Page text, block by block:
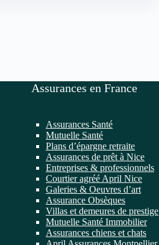
Assurances en France
Assurances Santé
Mutuelle Santé
Plans d’épargne retraite
Assurances de prêt à Nice
Entreprises & professionnels
Courtier agréé April Nice
Galeries & Oeuvres d’art
Assurance Obsèques
Villas et demeures de prestige
Mutuelle Santé Immobilier
Assurances chiens et chats